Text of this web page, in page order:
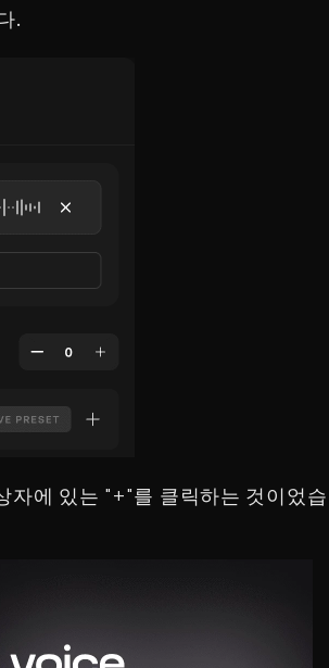
.
에 있는 "+"를 클릭하는 것이었습